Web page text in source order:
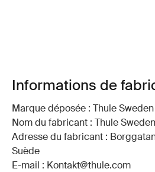
Informations de
Marque déposée : Thule
Nom du fabricant : Thule Sweden
Adresse du fabricant :
Suède
E-mail : Kontakt@thule.com